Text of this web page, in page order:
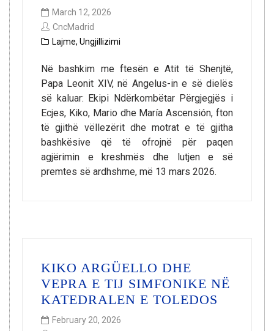
March 12, 2026
CncMadrid
Lajme, Ungjillizimi
Në bashkim me ftesën e Atit të Shenjtë,
Papa Leonit XIV, në Angelus-in e së dielës
së kaluar: Ekipi Ndërkombëtar Përgjegjës i
Ecjes, Kiko, Mario dhe María Ascensión, fton
të gjithë vëllezërit dhe motrat e të gjitha
bashkësive që të ofrojnë për paqen
agjërimin e kreshmës dhe lutjen e së
premtes së ardhshme, më 13 mars 2026.
KIKO ARGÜELLO DHE
VEPRA E TIJ SIMFONIKE NË
KATEDRALEN E TOLEDOS
February 20, 2026